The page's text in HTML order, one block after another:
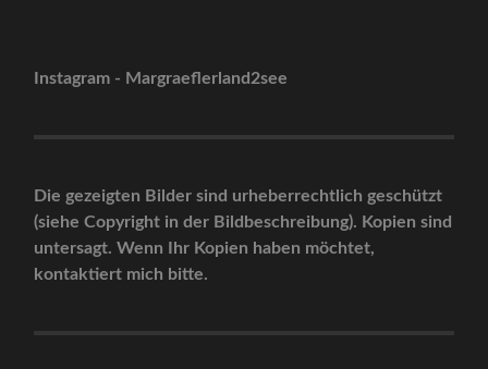
Instagram - Margraeflerland2see
Die gezeigten Bilder sind urheberrechtlich geschützt
(siehe Copyright in der Bildbeschreibung). Kopien sind
untersagt. Wenn Ihr Kopien haben möchtet,
kontaktiert mich bitte.